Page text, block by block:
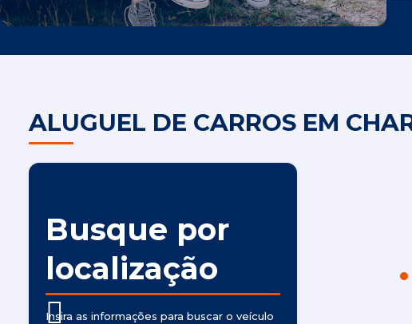
ALUGUEL DE CARROS EM
Busque por
localização
Insira as informações para buscar o veículo